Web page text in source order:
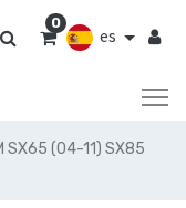
es
0
SX65 (04-11) SX85